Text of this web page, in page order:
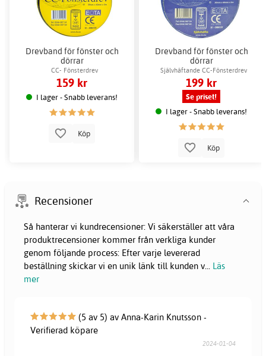
Drevband för fönster och
dörrar
CC- Fönsterdrev
159 kr
I lager - Snabb leverans!
Köp
Drevband för fönster och
dörrar
Självhäftande CC-Fönsterdrev
199 kr
Se priset!
I lager - Snabb leverans!
Köp
Recensioner
Så hanterar vi kundrecensioner: Vi säkerställer att våra
produktrecensioner kommer från verkliga kunder
genom följande process: Efter varje levererad
beställning skickar vi en unik länk till kunden v... Läs
mer
(5 av 5) av Anna-Karin Knutsson -
Verifierad köpare
2024-01-04